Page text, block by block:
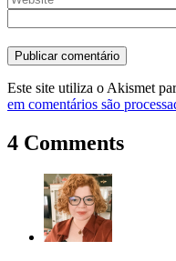
Este site utiliza o Akismet
em comentários são
4 Comments